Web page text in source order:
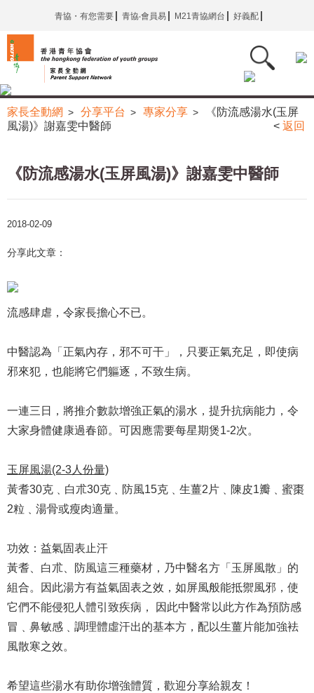
青協・有您需要 青協‧會員易 M21青協網台 好義配
家長全動網 > 分享平台 > 專家分享 >
《防流感湯水(玉屏
風湯)》謝嘉雯中醫師
< 返回
《防流感湯水(玉屏風湯)》謝嘉雯中醫師
2018-02-09
分享此文章：
流感肆虐，令家長擔心不已。
中醫認為「正氣內存，邪不可干」，只要正氣充足，即使病
邪來犯，也能將它們軀逐，不致生病。
一連三日，將推介數款增強正氣的湯水，提升抗病能力，令
大家身體健康過春節。可因應需要每星期煲1-2次。
玉屏風湯(2-3人份量)
黃耆30克﹑白朮30克﹑防風15克﹑生薑2片﹑陳皮1瓣﹑蜜棗
2粒﹑湯骨或瘦肉適量。
功效：益氣固表止汗
黃耆、白朮、防風這三種藥材，乃中醫名方「玉屏風散」的
組合。因此湯方有益氣固表之效，如屏風般能抵禦風邪，使
它們不能侵犯人體引致疾病， 因此中醫常以此方作為預防感
冒﹑鼻敏感﹑調理體虛汗出的基本方，配以生薑片能加強袪
風散寒之效。
希望這些湯水有助你增強體質，歡迎分享給親友！